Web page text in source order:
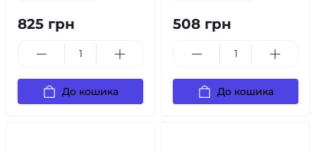
825 грн
До кошика
508 грн
До кошика